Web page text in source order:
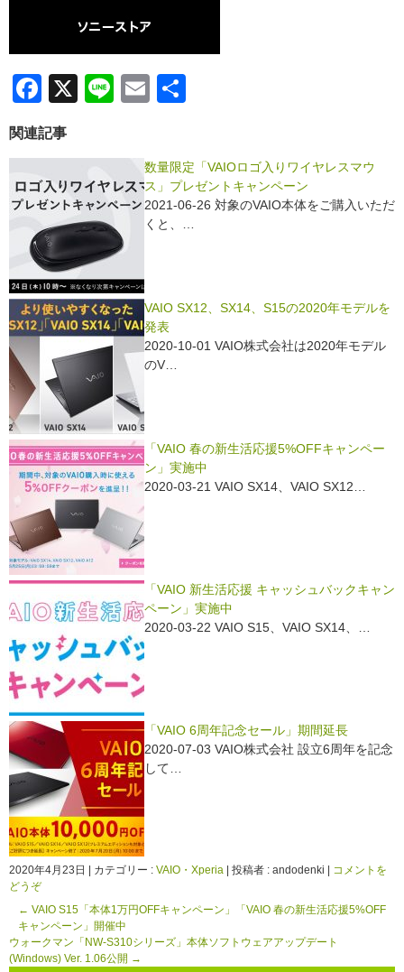
F
c
e
b
o
o
k
X
Li
E
関連記事
数量限定「VAIOロゴ入りワイヤレスマウ
ス」プレゼントキャンペーン
2021-06-26 対象のVAIO本体をご購入いただ
くと、…
VAIO SX12、SX14、S15の2020年モデルを
発表
2020-10-01 VAIO株式会社は2020年モデル
のV…
「VAIO 春の新生活応援5%OFFキャンペー
ン」実施中
2020-03-21 VAIO SX14、VAIO SX12…
「VAIO 新生活応援 キャッシュバックキャン
ペーン」実施中
2020-03-22 VAIO S15、VAIO SX14、…
「VAIO 6周年記念セール」期間延長
2020-07-03 VAIO株式会社 設立6周年を記念
して…
2020年4月23日 カテゴリー : VAIO・Xperia 投稿者 : andodenki
コメントを
どうぞ
← VAIO S15「本体1万円OFFキャンペーン」「VAIO 春の新生活応援5%OFF
キャンペーン」開催中
ウォークマン「NW-S310シリーズ」本体ソフトウェアアップデート
(Windows) Ver. 1.06公開 →